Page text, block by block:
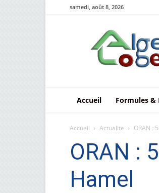
samedi, août 8, 2026
Le
logement
en
Algérie
Accueil Formules &
Accueil Actualite ORAN :
ORAN :
Hamel